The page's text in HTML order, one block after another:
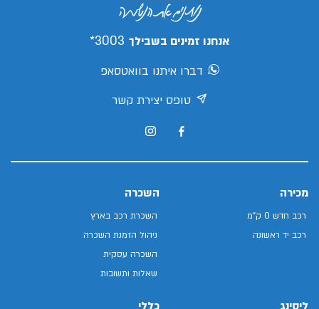
אנחנו זמינים בשבילך 3003*
דברו איתנו בוואטסאפ
טופס יצירת קשר
מכירה
רכב חדש 0 ק"מ
רכב יד ראשונה
השכרה
השכרת רכב בארץ
ניהול הזמנת השכרה
השכרה עסקית
שאלות ותשובות
ליסינג כללי